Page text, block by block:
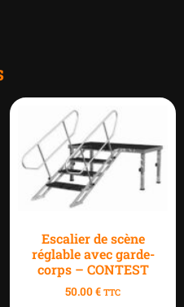
Escalier de scène
réglable avec garde-
corps – CONTEST
50.00€ TTC